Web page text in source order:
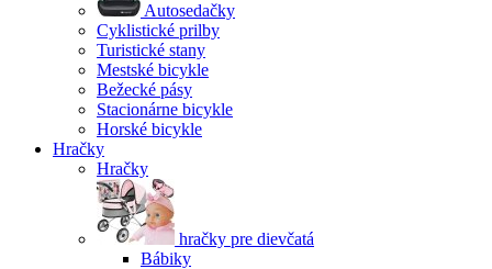
Autosedačky
Cyklistické prilby
Turistické stany
Mestské bicykle
Bežecké pásy
Stacionárne bicykle
Horské bicykle
Hračky
Hračky
hračky pre dievčatá
Bábiky